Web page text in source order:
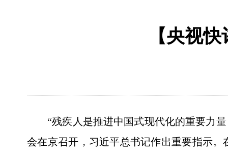
【央视
“残疾人是推进中国式现代化的重要力
会在京召开，习近平总书记作出重要指示